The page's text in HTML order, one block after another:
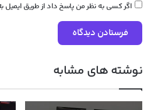
اگر کسی به نظر من پاسخ داد از طریق ایمیل
نوشته های مشابه